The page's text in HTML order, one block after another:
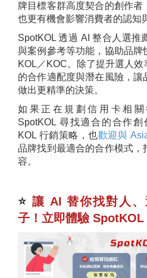
牌目標客群高度契合的創作者
也更有機會影響消費者的認知
SpotKOL 透過 AI 整合人選推
與案例參考等功能，協助品牌
KOL／KOC。除了提升選人
的合作適配度與潛在風險，
做出更精準的決策。
如果正在規劃信用卡相
SpotKOL 尋找適合的合作
KOL 行銷策略，也歡迎與
品牌找到最適合的合作模式，
容。
⭐️ 讓 AI 替你找對人
子！立即體驗 SpotKOL